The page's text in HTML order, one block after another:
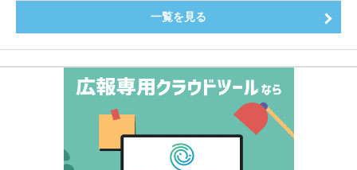
一覧を見る